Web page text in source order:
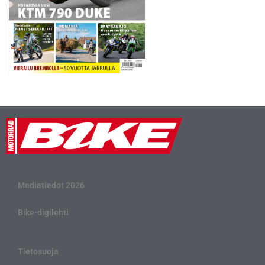
Mediatiedot 2026
Bike-digilehti
Tietosuoja